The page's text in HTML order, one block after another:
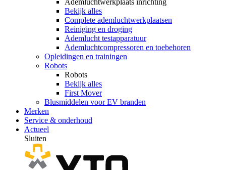
Ademluchtwerkplaats inrichting
Bekijk alles
Complete ademluchtwerkplaatsen
Reiniging en droging
Ademlucht testapparatuur
Ademluchtcompressoren en toebehoren
Opleidingen en trainingen
Robots
Robots
Bekijk alles
First Mover
Blusmiddelen voor EV branden
Merken
Service & onderhoud
Actueel
Sluiten